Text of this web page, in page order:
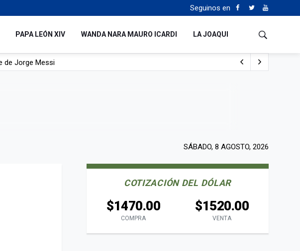
Seguinos en
PAPA LEÓN XIV WANDA NARA MAURO ICARDI LA JOAQUI
SÁBADO, 8 AGOSTO, 2026
COTIZACIÓN DEL DÓLAR
$1470.00
COMPRA
$1520.00
VENTA